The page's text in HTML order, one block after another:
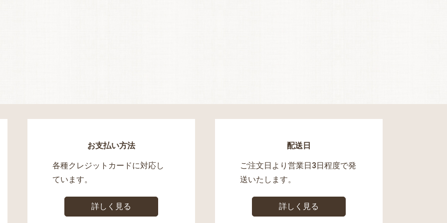
お支払い方法
各種クレジットカードに対応し
ています。
詳しく見る
配送日
ご注文日より営業日3日程度で発
送いたします。
詳しく見る